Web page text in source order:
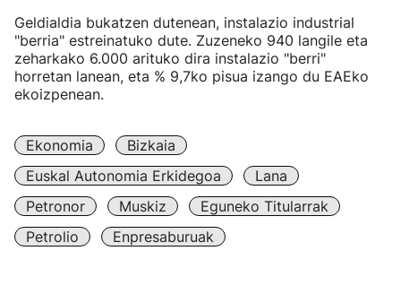
Geldialdia bukatzen dutenean, instalazio industrial
"berria" estreinatuko dute. Zuzeneko 940 langile eta
zeharkako 6.000 arituko dira instalazio "berri"
horretan lanean, eta % 9,7ko pisua izango du EAEko
ekoizpenean.
Ekonomia
Bizkaia
Euskal Autonomia Erkidegoa
Lana
Petronor
Muskiz
Eguneko Titularrak
Petrolio
Enpresaburuak